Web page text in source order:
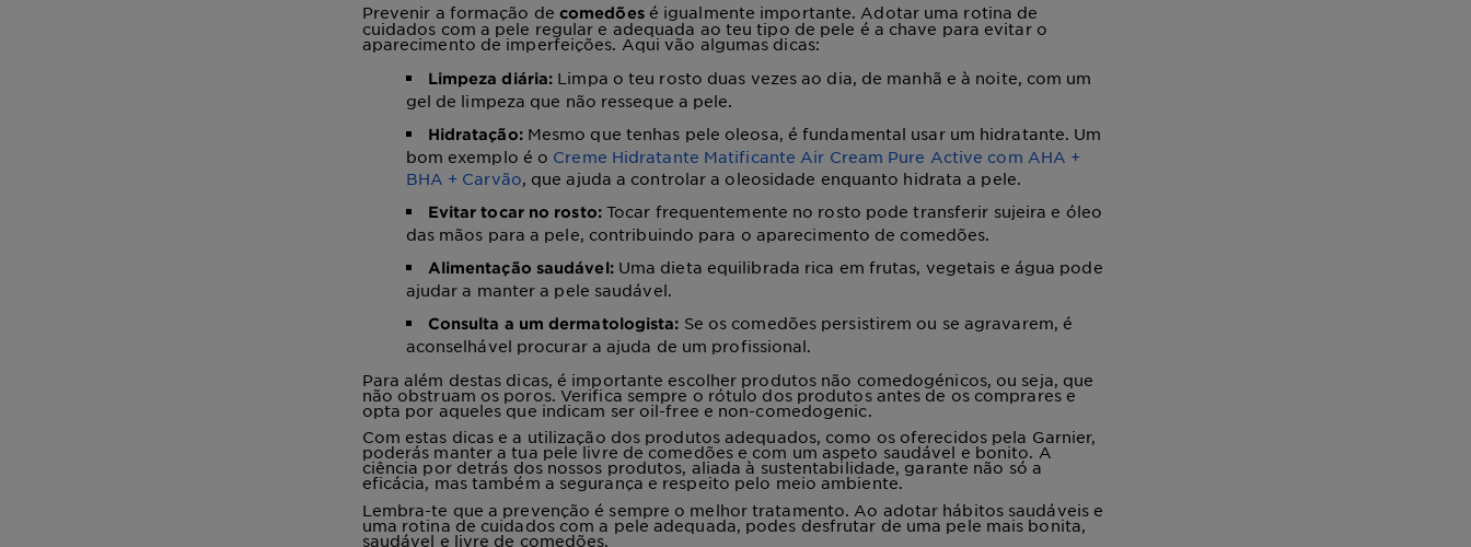
Prevenir a formação de comedõesé igualmente importante. Adotar uma rotina de
cuidados com a pele regular e adequada ao teu tipo de pele é a chave para evitar o
aparecimento de imperfeições. Aqui vão algumas dicas:
Limpeza diária: Limpa o teu rosto duas vezes ao dia, de manhã e à noite, com um
gel de limpeza que não resseque a pele.
Hidratação:Mesmo que tenhas pele oleosa, é fundamental usar um hidratante. Um
bom exemplo é o Creme Hidratante Matificante Air Cream Pure Active com AHA +
BHA + Carvão, que ajuda a controlar a oleosidade enquanto hidrata a pele.
Evitar tocar no rosto:Tocar frequentemente no rosto pode transferir sujeira e óleo
das mãos para a pele, contribuindo para o aparecimento de comedões.
Alimentação saudável:Uma dieta equilibrada rica em frutas, vegetais e água pode
ajudar a manter a pele saudável.
Consulta a um dermatologista: Se os comedões persistirem ou se agravarem, é
aconselhável procurar a ajuda de um profissional.
Para além destas dicas, é importante escolher produtos não comedogénicos, ou seja, que
não obstruam os poros. Verifica sempre o rótulo dos produtos antes de os comprares e
opta por aqueles que indicam ser oil-free e non-comedogenic.
Com estas dicas e a utilização dos produtos adequados, como os oferecidos pela Garnier,
poderás manter a tua pele livre de comedões e com um aspeto saudável e bonito. A
ciência por detrás dos nossos produtos, aliada à sustentabilidade, garante não só a
eficácia, mas também a segurança e respeito pelo meio ambiente.
Lembra-te que a prevenção é sempre o melhor tratamento. Ao adotar hábitos saudáveis e
uma rotina de cuidados com a pele adequada, podes desfrutar de uma pele mais bonita,
saudável e livre de comedões.